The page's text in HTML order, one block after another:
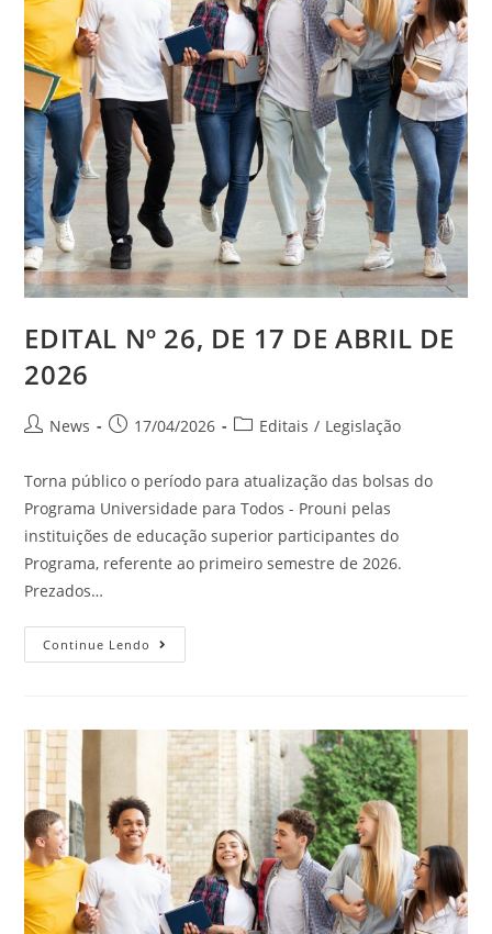
EDITAL Nº 26, DE 17 DE ABRIL DE
2026
News 17/04/2026 Editais / Legislação
Torna público o período para atualização das bolsas do
Programa Universidade para Todos - Prouni pelas
instituições de educação superior participantes do
Programa, referente ao primeiro semestre de 2026.
Prezados…
Continue Lendo